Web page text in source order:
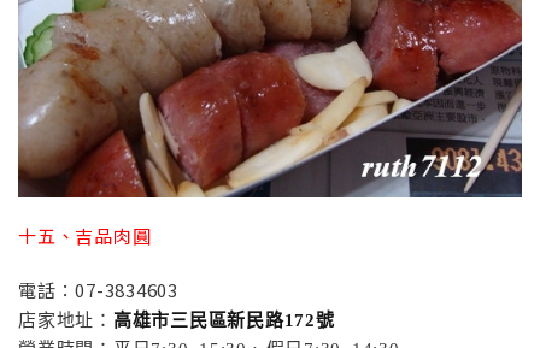
十五、吉品肉圓
電話：07-3834603
店家地址： 高雄市三民區新民路172號